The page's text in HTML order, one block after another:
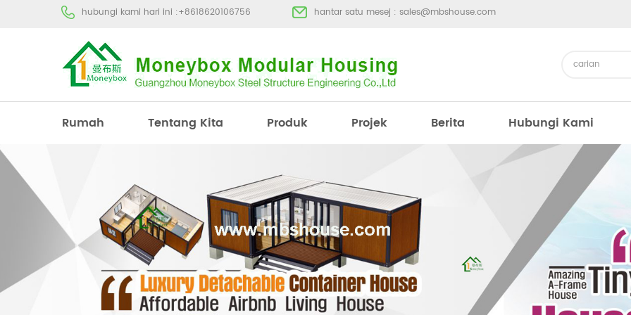
hubungi kami hari ini :+8618620106756 hantar satu mesej : sales@mbshouse.com
Rumah Tentang Kita Produk Projek Berita Hubungi Kami